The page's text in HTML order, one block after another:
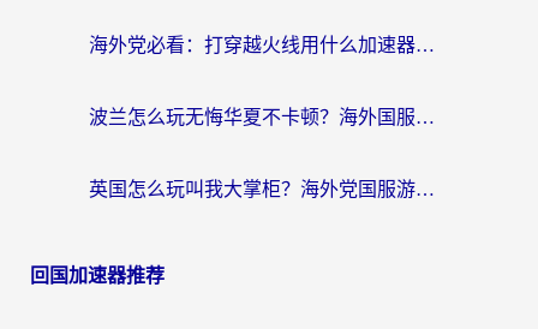
海外党必看：打穿越火线用什么加速器？解决延迟卡顿，还能玩奇妙拼图世界和第五人格
波兰怎么玩无悔华夏不卡顿？海外国服游戏加速器终极指南（附征途2萤火突击解决方案）
英国怎么玩叫我大掌柜？海外党国服游戏加速避坑指南（附实测推荐）
回国加速器推荐